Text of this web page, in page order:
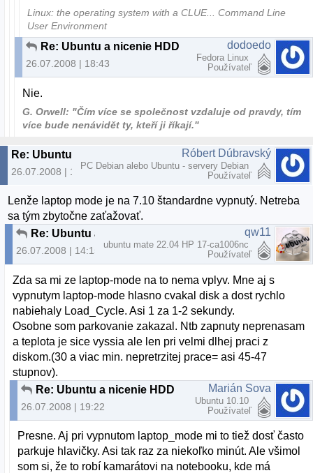
Linux: the operating system with a CLUE... Command Line
User Environment
Re: Ubuntu a nicenie HDD
26.07.2008 | 18:43
dodoedo
Fedora Linux
Používateľ
Nie.
G. Orwell: "Čím více se společnost vzdaluje od pravdy, tím
více bude nenávidět ty, kteří ji říkají."
Re: Ubuntu a nicenie HDD
26.07.2008 | 11:26
Róbert Dúbravský
PC Debian alebo Ubuntu - servery Debian
Používateľ
Lenže laptop mode je na 7.10 štandardne vypnutý. Netreba
sa tým zbytočne zaťažovať.
Re: Ubuntu a nicenie HDD
26.07.2008 | 14:15
qw11
ubuntu mate 22.04 HP 17-ca1006nc
Používateľ
Zda sa mi ze laptop-mode na to nema vplyv. Mne aj s
vypnutym laptop-mode hlasno cvakal disk a dost rychlo
nabiehaly Load_Cycle. Asi 1 za 1-2 sekundy.
Osobne som parkovanie zakazal. Ntb zapnuty neprenasam
a teplota je sice vyssia ale len pri velmi dlhej praci z
diskom.(30 a viac min. nepretrzitej prace= asi 45-47
stupnov).
Re: Ubuntu a nicenie HDD
26.07.2008 | 19:22
Marián Sova
Ubuntu 10.10
Používateľ
Presne. Aj pri vypnutom laptop_mode mi to tiež dosť často
parkuje hlavičky. Asi tak raz za niekoľko minút. Ale všimol
som si, že to robí kamarátovi na notebooku, kde má